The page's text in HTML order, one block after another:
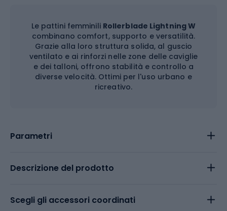
Le pattini femminili Rollerblade Lightning W
combinano comfort, supporto e versatilità.
Grazie alla loro struttura solida, al guscio
ventilato e ai rinforzi nelle zone delle caviglie
e dei talloni, offrono stabilità e controllo a
diverse velocità. Ottimi per l'uso urbano e
ricreativo.
Parametri
Descrizione del prodotto
Scegli gli accessori coordinati